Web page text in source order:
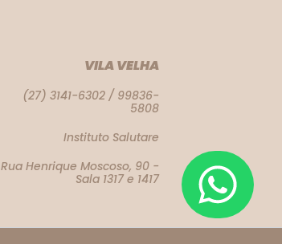
VILA VELHA
(27) 3141-6302 / 99836-
5808
Instituto Salutare
Rua Henrique Moscoso, 90 -
Sala 1317 e 1417